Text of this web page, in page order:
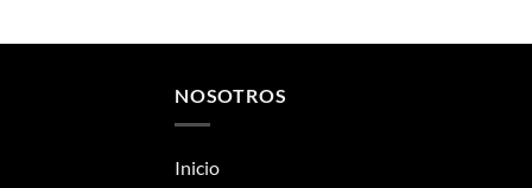
NOSOTROS
Inicio